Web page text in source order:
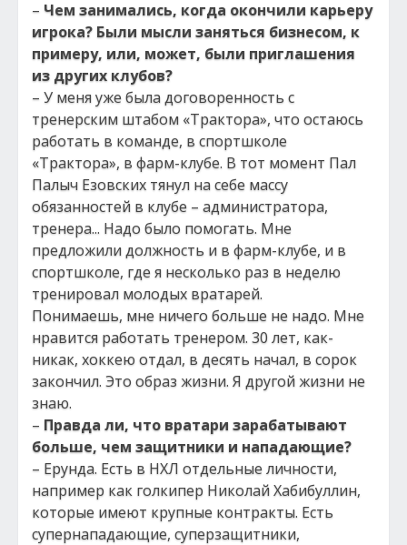
– Чем занимались, когда окончили карьеру
игрока? Были мысли заняться бизнесом, к
примеру, или, может, были приглашения
из других клубов?
– У меня уже была договоренность с
тренерским штабом «Трактора», что остаюсь
работать в команде, в спортшколе
«Трактора», в фарм-клубе. В тот момент Пал
Палыч Езовских тянул на себе массу
обязанностей в клубе – администратора,
тренера... Надо было помогать. Мне
предложили должность и в фарм-клубе, и в
спортшколе, где я несколько раз в неделю
тренировал молодых вратарей.
Понимаешь, мне ничего больше не надо. Мне
нравится работать тренером. 30 лет, как-
никак, хоккею отдал, в десять начал, в сорок
закончил. Это образ жизни. Я другой жизни не
знаю.
– Правда ли, что вратари зарабатывают
больше, чем защитники и нападающие?
– Ерунда. Есть в НХЛ отдельные личности,
например как голкипер Николай Хабибуллин,
которые имеют крупные контракты. Есть
супернападающие, суперзащитники,